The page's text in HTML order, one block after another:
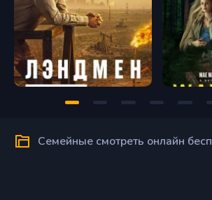
Семейные смотреть онлайн